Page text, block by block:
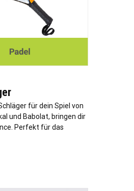
für dein Spiel von
und Babolat, bringen dir
Perfekt für das